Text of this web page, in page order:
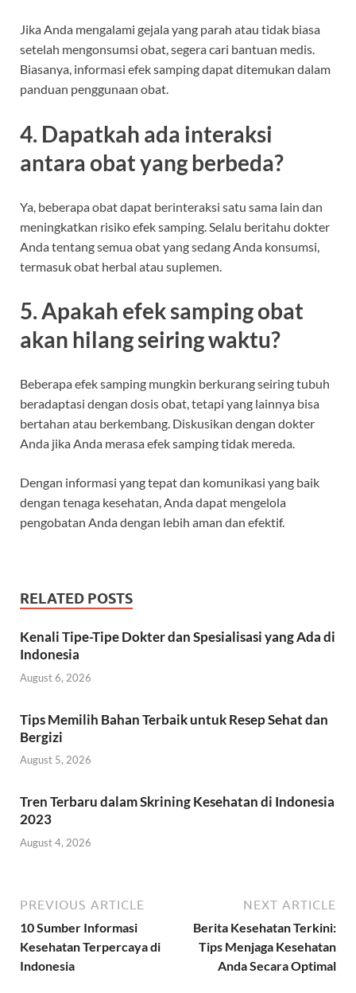
Jika Anda mengalami gejala yang parah atau tidak biasa
setelah mengonsumsi obat, segera cari bantuan medis.
Biasanya, informasi efek samping dapat ditemukan dalam
panduan penggunaan obat.
4. Dapatkah ada interaksi
antara obat yang berbeda?
Ya, beberapa obat dapat berinteraksi satu sama lain dan
meningkatkan risiko efek samping. Selalu beritahu dokter
Anda tentang semua obat yang sedang Anda konsumsi,
termasuk obat herbal atau suplemen.
5. Apakah efek samping obat
akan hilang seiring waktu?
Beberapa efek samping mungkin berkurang seiring tubuh
beradaptasi dengan dosis obat, tetapi yang lainnya bisa
bertahan atau berkembang. Diskusikan dengan dokter
Anda jika Anda merasa efek samping tidak mereda.
Dengan informasi yang tepat dan komunikasi yang baik
dengan tenaga kesehatan, Anda dapat mengelola
pengobatan Anda dengan lebih aman dan efektif.
RELATED POSTS
Kenali Tipe-Tipe Dokter dan Spesialisasi yang Ada di
Indonesia
August 6, 2026
Tips Memilih Bahan Terbaik untuk Resep Sehat dan
Bergizi
August 5, 2026
Tren Terbaru dalam Skrining Kesehatan di Indonesia
2023
August 4, 2026
PREVIOUS ARTICLE
10 Sumber Informasi
Kesehatan Terpercaya di
Indonesia
NEXT ARTICLE
Berita Kesehatan Terkini:
Tips Menjaga Kesehatan
Anda Secara Optimal